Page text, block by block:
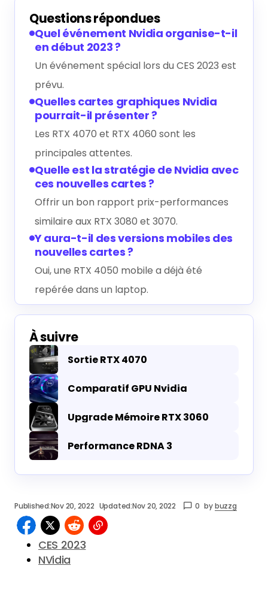
Questions répondues
Quel événement Nvidia organise-t-il
en début 2023 ?
Un événement spécial lors du CES 2023 est
prévu.
Quelles cartes graphiques Nvidia
pourrait-il présenter ?
Les RTX 4070 et RTX 4060 sont les
principales attentes.
Quelle est la stratégie de Nvidia avec
ces nouvelles cartes ?
Offrir un bon rapport prix-performances
similaire aux RTX 3080 et 3070.
Y aura-t-il des versions mobiles des
nouvelles cartes ?
Oui, une RTX 4050 mobile a déjà été
repérée dans un laptop.
À suivre
Sortie RTX 4070
Comparatif GPU Nvidia
Upgrade Mémoire RTX 3060
Performance RDNA 3
Published:Nov 20, 2022 Updated:Nov 20, 2022 0 bybuzzg
CES 2023
NVidia